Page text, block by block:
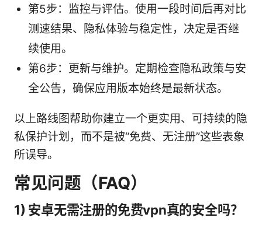
第5步：监控与评估。使用一段时间后再对比
测速结果、隐私体验与稳定性，决定是否继
续使用。
第6步：更新与维护。定期检查隐私政策与安
全公告，确保应用版本始终是最新状态。
以上路线图帮助你建立一个更实用、可持续的隐
私保护计划，而不是被“免费、无注册”这些表象
所误导。
常见问题（FAQ）
1) 安卓无需注册的免费vpn真的安全吗？